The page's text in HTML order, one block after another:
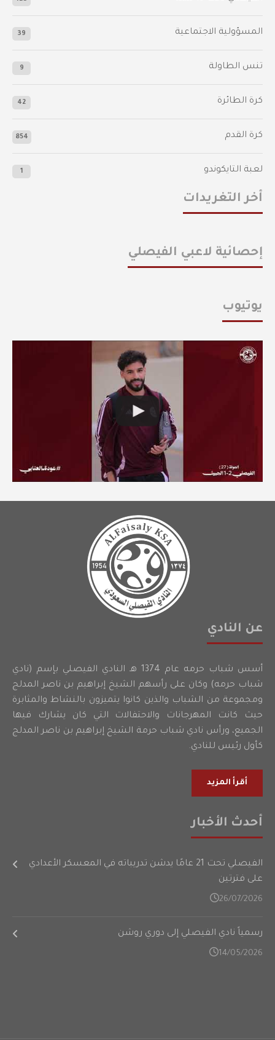
المسؤولية الاجتماعية 39
تنس الطاولة 9
كرة الطائرة 42
كرة القدم 854
لعبة التايكوندو 1
أخر التغريدات
إحصائية لاعبي الفيصلي
يوتيوب
عن النادي
أسس شباب حرمه عام 1374 هـ النادي الفيصلي بإسم (نادي
شباب حرمه) وكان على رأسهم الشيخ إبراهيم بن ناصر المدلج
ومجموعة من الشباب والذين كانوا يتميزون بالنشاط والمثابرة
حيث كانت المهرجانات والاحتفالات التي كان يشارك فيها
الجميع، ورأس نادي شباب حرمة الشيخ إبراهيم بن ناصر المدلج
كأول رئيس للنادي.
أقرأ المزيد
أحدث الأخبار
الفيصلي تحت 21 عامًا يدشن تدريباته في المعسكر الأعدادي
على فترتين
26/07/2026
رسمياً نادي الفيصلي إلى دوري روشن
14/05/2026